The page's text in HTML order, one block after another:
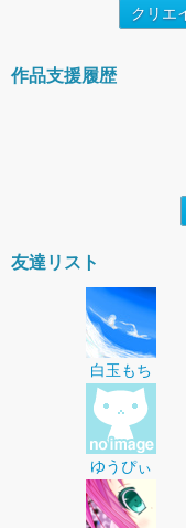
クリエ
作品支援履歴
友達リスト
白玉もち
ゆうぴぃ